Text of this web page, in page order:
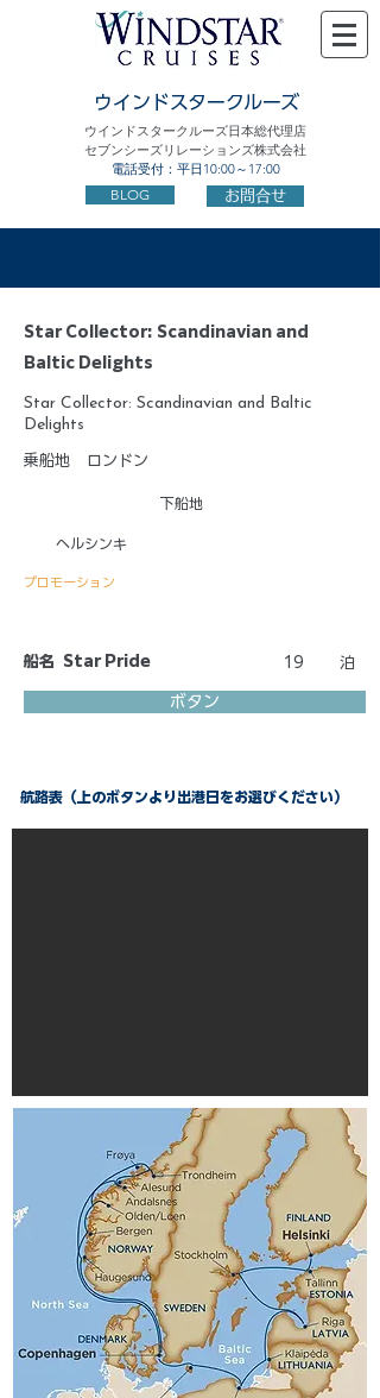
ウインドスタークルーズ
ウインドスタークルーズ日本総代理店
セブンシーズリレーションズ株式会社
電話受付：平日10:00～17:00
BLOG お問合せ
Star Collector: Scandinavian and
Baltic Delights
Star Collector: Scandinavian and Baltic
Delights
乗船地 ロンドン
下船地
ヘルシンキ
プロモーション
船名 Star Pride 19 泊
ボタン
航路表（上のボタンより出港日をお選びください）